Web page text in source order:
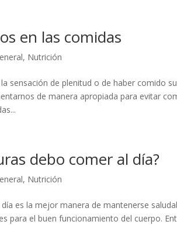
en las comidas
, Nutrición
sensación de plenitud o de haber comido
de manera apropiada para evitar
debo comer al día?
, Nutrición
es la mejor manera de mantenerse
para el buen funcionamiento del cuerpo.